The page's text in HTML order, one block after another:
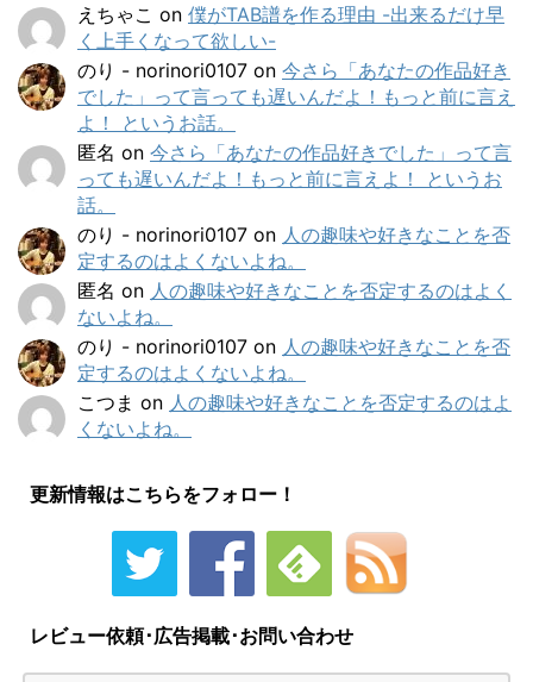
えちゃこ on 僕がTAB譜を作る理由 -出来るだけ早
く上手くなって欲しい-
のり - norinori0107 on 今さら「あなたの作品好き
でした」って言っても遅いんだよ！もっと前に言え
よ！ というお話。
匿名 on 今さら「あなたの作品好きでした」って言
っても遅いんだよ！もっと前に言えよ！ というお
話。
のり - norinori0107 on 人の趣味や好きなことを否
定するのはよくないよね。
匿名 on 人の趣味や好きなことを否定するのはよく
ないよね。
のり - norinori0107 on 人の趣味や好きなことを否
定するのはよくないよね。
こつま on 人の趣味や好きなことを否定するのはよ
くないよね。
更新情報はこちらをフォロー！
レビュー依頼･広告掲載･お問い合わせ